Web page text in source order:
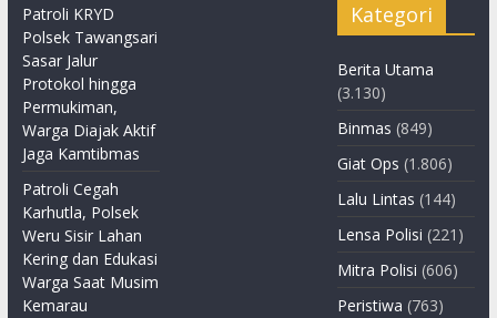
Patroli KRYD
Polsek Tawangsari
Sasar Jalur
Protokol hingga
Permukiman,
Warga Diajak Aktif
Jaga Kamtibmas
Patroli Cegah
Karhutla, Polsek
Weru Sisir Lahan
Kering dan Edukasi
Warga Saat Musim
Kemarau
Kategori
Berita Utama
(3.130)
Binmas (849)
Giat Ops (1.806)
Lalu Lintas (144)
Lensa Polisi (221)
Mitra Polisi (606)
Peristiwa (763)